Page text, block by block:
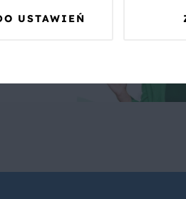
USTAWIEŃ